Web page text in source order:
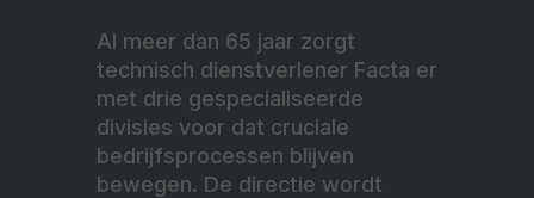
Al meer dan 65 jaar zorgt
technisch dienstverlener Facta er
met drie gespecialiseerde
divisies voor dat cruciale
bedrijfsprocessen blijven
bewegen. De directie wordt